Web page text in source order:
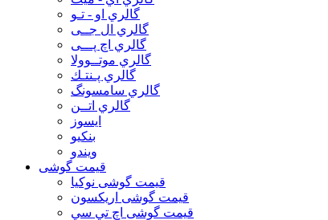
گالري او - تـو
گالري ال جــی
گالري اچ پـــی
گالري موتــوولا
گالري پـنتـك
گالري سامسونگ
گالري اتــن
ایسوز
بنکیو
ویندو
قیمت گوشی
قیمت گوشی نوكيا
قیمت گوشی اريكسون
قیمت گوشی اچ تي سي